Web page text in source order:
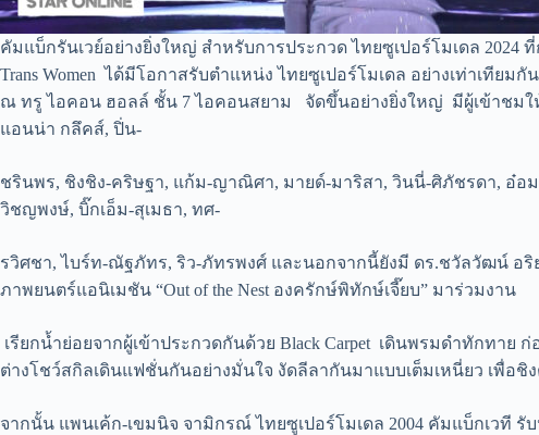
คัมแบ็กรันเวย์อย่างยิ่งใหญ่ สำหรับการประกวด ไทยซูเปอร์โมเดล
Trans Women ได้มีโอกาสรับตำแหน่ง ไทยซูเปอร์โมเดล อย่างเท่าเที
ณ ทรู ไอคอน ฮอลล์ ชั้น 7 ไอคอนสยาม จัดขึ้นอย่างยิ่งใหญ่ มีผู้เข้าชมใ
แอนน่า กลึคส์, ปิ่น-
ชรินพร, ชิงชิง-คริษฐา, แก้ม-ญาณิศา, มายด์-มาริสา, วินนี่-ศิภัชรดา, อ๋
วิชญพงษ์, บิ๊กเอ็ม-สุเมธา, ทศ-
รวิศชา, ไบร์ท-ณัฐภัทร, ริว-ภัทรพงศ์ และนอกจากนี้ยังมี ดร.ชวัลวัฒน์ อริ
ภาพยนตร์แอนิเมชัน “Out of the Nest องครักษ์พิทักษ์เจี๊ยบ” มาร่วมงาน
เรียกน้ำย่อยจากผู้เข้าประกวดกันด้วย Black Carpet เดินพรมดําทักทาย
ต่างโชว์สกิลเดินแฟชั่นกันอย่างมั่นใจ งัดลีลากันมาแบบเต็มเหนี่ยว เพื่อชิ
จากนั้น แพนเค้ก-เขมนิจ จามิกรณ์ ไทยซูเปอร์โมเดล 2004 คัมแบ็กเวที รั